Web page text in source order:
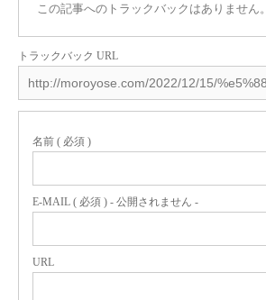
この記事へのトラックバックはありません。
トラックバック URL
名前 ( 必須 )
E-MAIL ( 必須 ) - 公開されません -
URL